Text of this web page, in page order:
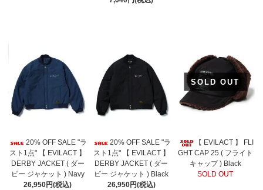
20% OFF SALE "ラ
スト1点" 【 EVILACT 】
DERBY JACKET ( ダー
ビー ジャケット ) Navy
26,950円(税込)
20% OFF SALE "ラ
スト1点" 【 EVILACT 】
DERBY JACKET ( ダー
ビー ジャケット ) Black
26,950円(税込)
SOLD OUT
【 EVILACT 】 FLI
GHT CAP 25 ( フライト
キャップ ) Black
SOLD OUT